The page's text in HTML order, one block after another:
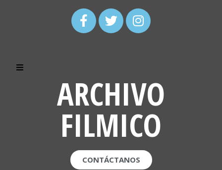
ARCHIVO
FILMICO
CONTÁCTANOS